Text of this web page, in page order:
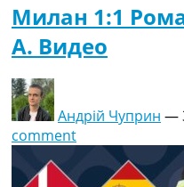
Милан 1:1
A. Видео
Андрій Чуприн —
comment